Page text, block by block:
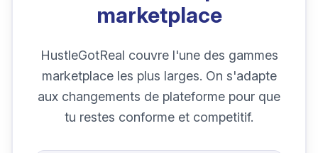
marketplace
HustleGotReal couvre l'une des gammes
marketplace les plus larges. On s'adapte
aux changements de plateforme pour que
tu restes conforme et competitif.